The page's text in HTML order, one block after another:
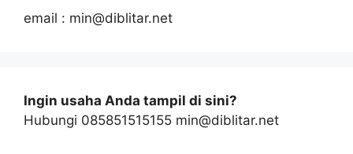
email : min@diblitar.net
Ingin usaha Anda tampil di sini?
Hubungi 085851515155 min@diblitar.net